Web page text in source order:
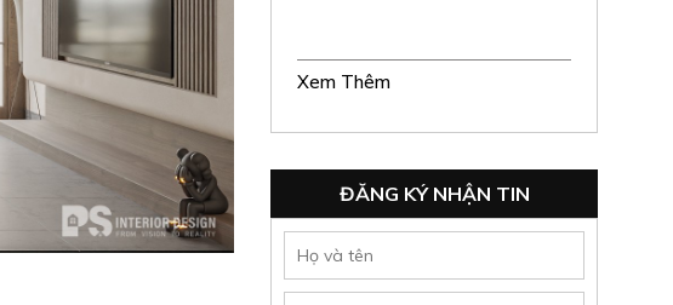
Xem Thêm
ĐĂNG KÝ NHẬN TIN